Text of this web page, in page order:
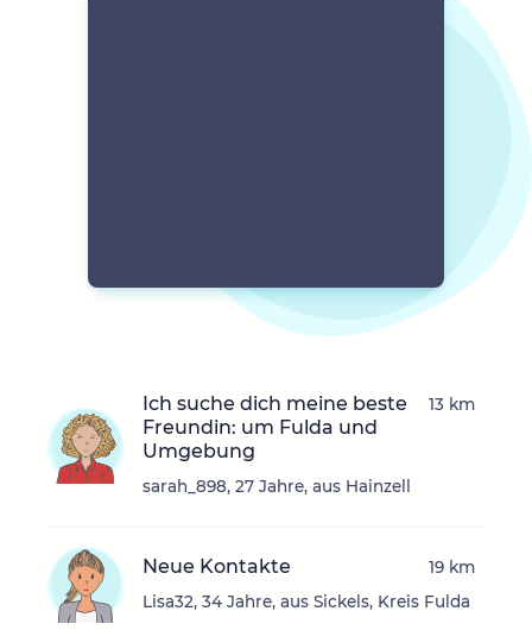
Ich suche dich meine beste
Freundin: um Fulda und
Umgebung
sarah_898, 27 Jahre, aus Hainzell
13 km
Neue Kontakte
Lisa32, 34 Jahre, aus Sickels, Kreis Fulda
19 km